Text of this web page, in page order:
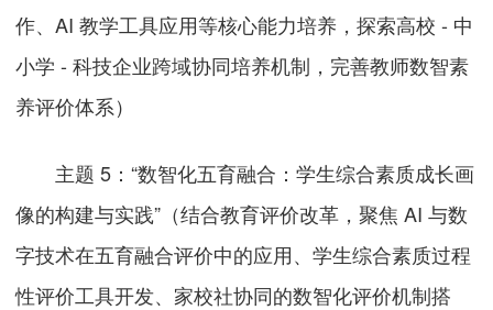
作、AI 教学工具应用等核心能力培养，探索高校 - 中
小学 - 科技企业跨域协同培养机制，完善教师数智素
养评价体系）
主题 5：“数智化五育融合：学生综合素质成长画
像的构建与实践”（结合教育评价改革，聚焦 AI 与数
字技术在五育融合评价中的应用、学生综合素质过程
性评价工具开发、家校社协同的数智化评价机制搭